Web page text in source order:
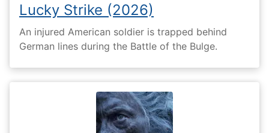
Lucky Strike (2026)
An injured American soldier is trapped behind
German lines during the Battle of the Bulge.